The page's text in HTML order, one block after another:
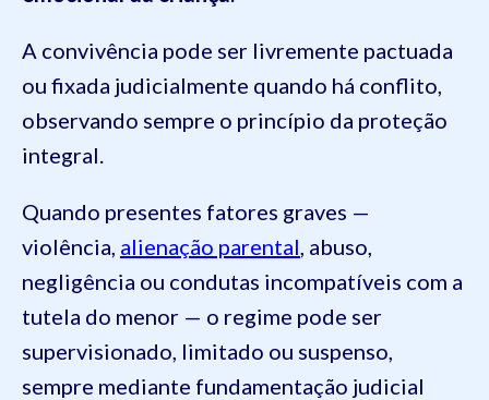
A convivência pode ser livremente pactuada
ou fixada judicialmente quando há conflito,
observando sempre o princípio da proteção
integral.
Quando presentes fatores graves —
violência, alienação parental , abuso,
negligência ou condutas incompatíveis com a
tutela do menor — o regime pode ser
supervisionado, limitado ou suspenso,
sempre mediante fundamentação judicial